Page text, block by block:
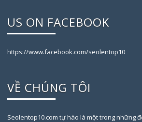
US ON FACEBOOK
https://www.facebook.com/seolentop10
VỀ CHÚNG TÔI
Seolentop10.com tự hào là một trong những